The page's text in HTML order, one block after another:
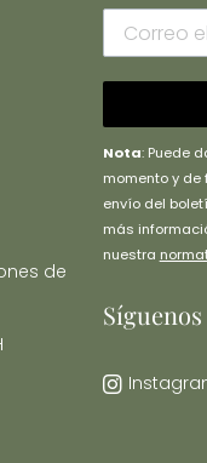
de
Nota: Puede
momento y
envío del
más
nuestra